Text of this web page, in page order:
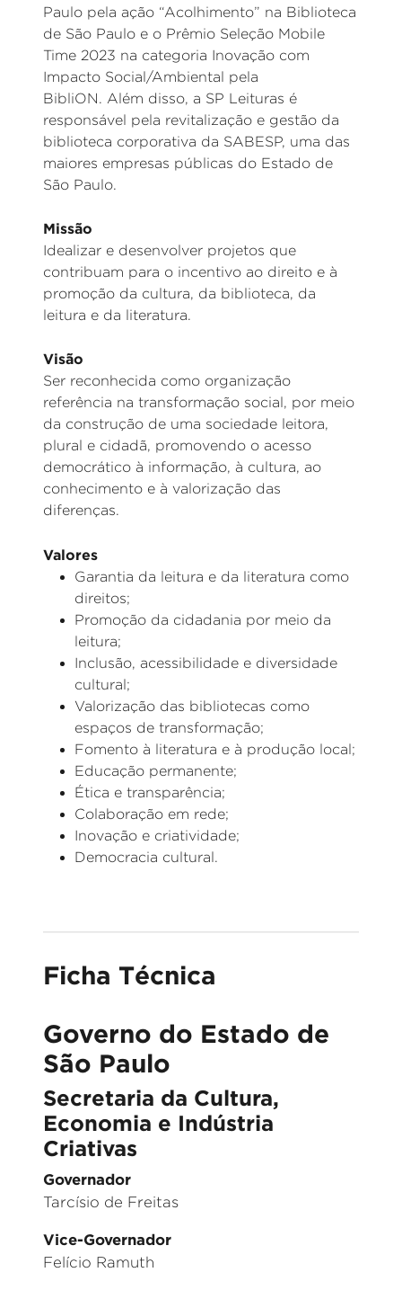
Paulo pela ação “Acolhimento” na Biblioteca
de São Paulo e o Prêmio Seleção Mobile
Time 2023 na categoria Inovação com
Impacto Social/Ambiental pela
BibliON. Além disso, a SP Leituras é
responsável pela revitalização e gestão da
biblioteca corporativa da SABESP, uma das
maiores empresas públicas do Estado de
São Paulo.
Missão
Idealizar e desenvolver projetos que
contribuam para o incentivo ao direito e à
promoção da cultura, da biblioteca, da
leitura e da literatura.
Visão
Ser reconhecida como organização
referência na transformação social, por meio
da construção de uma sociedade leitora,
plural e cidadã, promovendo o acesso
democrático à informação, à cultura, ao
conhecimento e à valorização das
diferenças.
Valores
Garantia da leitura e da literatura como
direitos;
Promoção da cidadania por meio da
leitura;
Inclusão, acessibilidade e diversidade
cultural;
Valorização das bibliotecas como
espaços de transformação;
Fomento à literatura e à produção local;
Educação permanente;
Ética e transparência;
Colaboração em rede;
Inovação e criatividade;
Democracia cultural.
Ficha Técnica
Governo do Estado de
São Paulo
Secretaria da Cultura,
Economia e Indústria
Criativas
Governador
Tarcísio de Freitas
Vice-Governador
Felício Ramuth